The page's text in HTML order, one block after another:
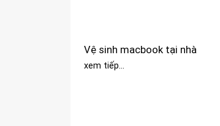
Vệ sinh macbook tại nhà
xem tiếp...